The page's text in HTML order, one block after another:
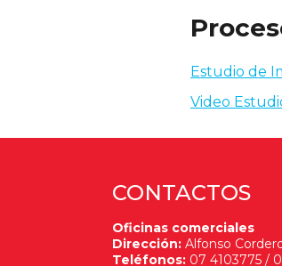
Estudio de
Video
CONTACTOS
Oficinas comerciales
Dirección: Alfonso
Teléfonos: 07 4103775 /